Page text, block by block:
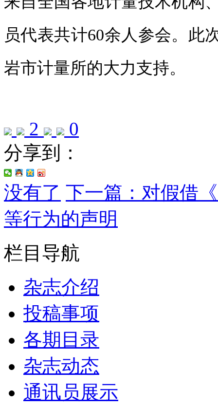
员代表共计60余人参会。此
岩市计量所的大力支持。
2
0
分享到：
没有了 下一篇：对假借
等行为的声明
栏目导航
杂志介绍
投稿事项
各期目录
杂志动态
通讯员展示